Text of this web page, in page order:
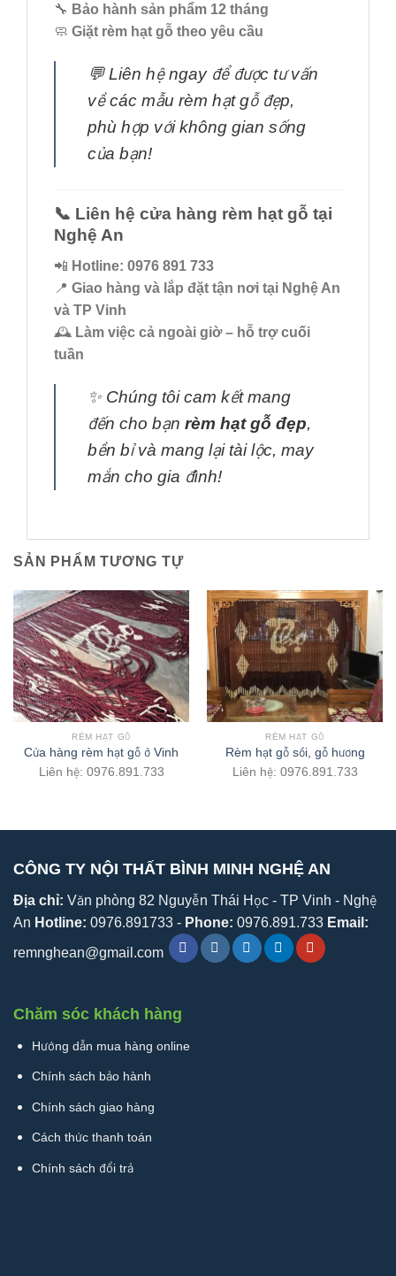
🔧 Bảo hành sản phẩm 12 tháng
🧼 Giặt rèm hạt gỗ theo yêu cầu
💬 Liên hệ ngay để được tư vấn
về các mẫu rèm hạt gỗ đẹp,
phù hợp với không gian sống
của bạn!
📞 Liên hệ cửa hàng rèm hạt gỗ tại
Nghệ An
📲 Hotline: 0976 891 733
📍 Giao hàng và lắp đặt tận nơi tại Nghệ An
và TP Vinh
🕰️ Làm việc cả ngoài giờ – hỗ trợ cuối
tuần
✨ Chúng tôi cam kết mang
đến cho bạn rèm hạt gỗ đẹp,
bền bỉ và mang lại tài lộc, may
mắn cho gia đình!
SẢN PHẨM TƯƠNG TỰ
RÈM HẠT GỖ
Cửa hàng rèm hạt gỗ ở Vinh
Liên hệ: 0976.891.733
RÈM HẠT GỖ
Rèm hạt gỗ sồi, gỗ hương
Liên hệ: 0976.891.733
CÔNG TY NỘI THẤT BÌNH MINH NGHỆ AN
Địa chỉ: Văn phòng 82 Nguyễn Thái Học - TP Vinh - Nghệ
An Hotline: 0976.891733 - Phone: 0976.891.733 Email:
remnghean@gmail.com
Chăm sóc khách hàng
Hướng dẫn mua hàng online
Chính sách bảo hành
Chính sách giao hàng
Cách thức thanh toán
Chính sách đổi trả